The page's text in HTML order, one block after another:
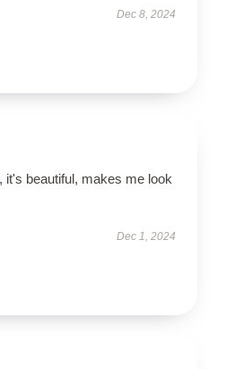
Dec 8, 2024
it's beautiful, makes me look
Dec 1, 2024